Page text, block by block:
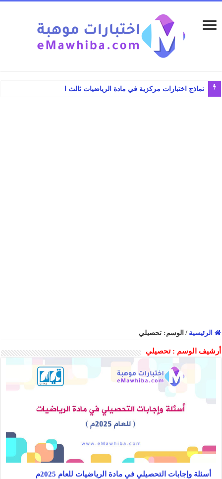
نماذج اختبارات مركزية في مادة الرياضيات ثالث ابتدائي الفصل
الرئيسية / الوسم:تحصيلي
أرشيف الوسم :تحصيلي
أسئلة وإجابات التحصيلي في مادة الرياضيات للعام 2025م